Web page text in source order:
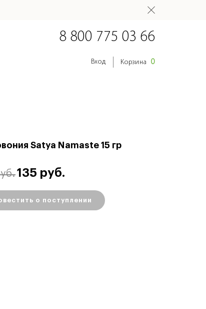
8 800 775 03 66
Вход Корзина 0
Satya Namaste 15 гр
135 руб.
о поступлении